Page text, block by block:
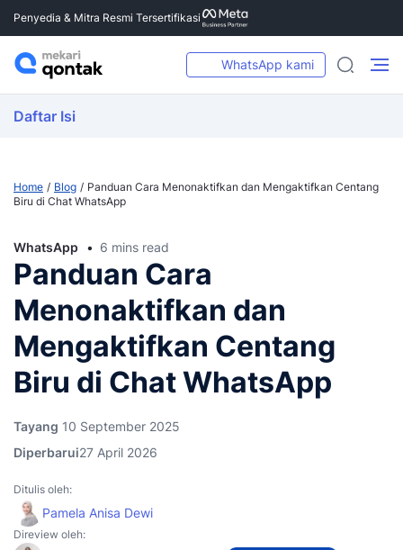
Penyedia & Mitra Resmi Tersertifikasi
WhatsApp kami
Daftar Isi
Home Blog
Panduan Cara Menonaktifkan dan Mengaktifkan Centang
Biru di Chat WhatsApp
WhatsApp 6 mins read
Panduan Cara
Menonaktifkan dan
Mengaktifkan Centang
Biru di Chat WhatsApp
Tayang 10 September 2025
Diperbarui27 April 2026
Ditulis oleh:
Pamela Anisa Dewi
Direview oleh: